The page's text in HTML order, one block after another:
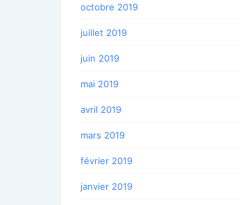
octobre 2019
juillet 2019
juin 2019
mai 2019
avril 2019
mars 2019
février 2019
janvier 2019